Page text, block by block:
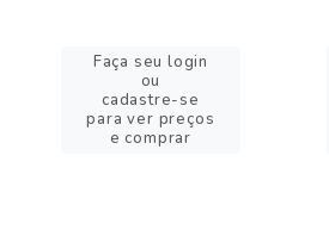
Faça seu login
ou
cadastre-se
para ver preços
e comprar